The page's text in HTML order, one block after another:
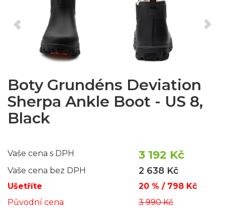
Boty Grundéns Deviation
Sherpa Ankle Boot - US 8,
Black
Vaše cena s DPH 3 192 Kč
Vaše cena bez DPH 2 638 Kč
Ušetříte
20 % / 798 Kč
Původní cena
3 990 Kč